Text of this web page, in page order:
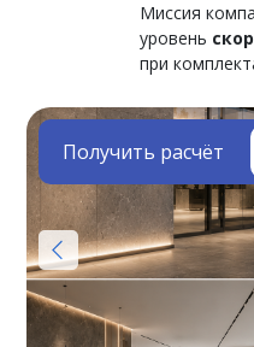
Миссия
уровень
при
Получить расчёт